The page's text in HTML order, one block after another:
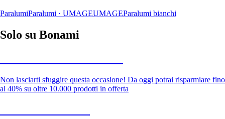
ParalumiParalumi · UMAGEUMAGEParalumi bianchi
Solo su Bonami
Non lasciarti sfuggire questa occasione! Da oggi potrai risparmiare fino
al 40% su oltre 10.000 prodotti in offerta